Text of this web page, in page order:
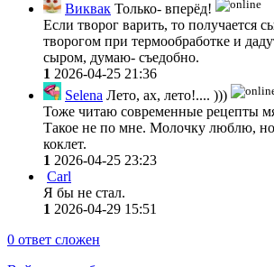
Виквак Только- вперёд!
Если творог варить, то получается
творогом при термообработке и
сыром, думаю- съедобно.
1 2026-04-25 21:36
Selena Лето, ах, лето!.... )))
Тоже читаю современные рецепты
Такое не по мне. Молочку люблю, но
коклет.
1 2026-04-25 23:23
Carl
Я бы не стал.
1 2026-04-29 15:51
0 ответ сложен